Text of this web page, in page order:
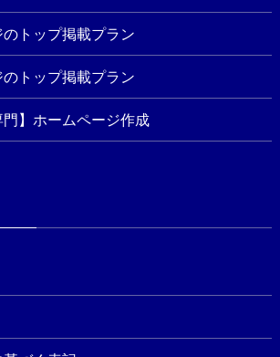
トップ掲載プラン
トップ掲載プラン
門】ホームページ作成